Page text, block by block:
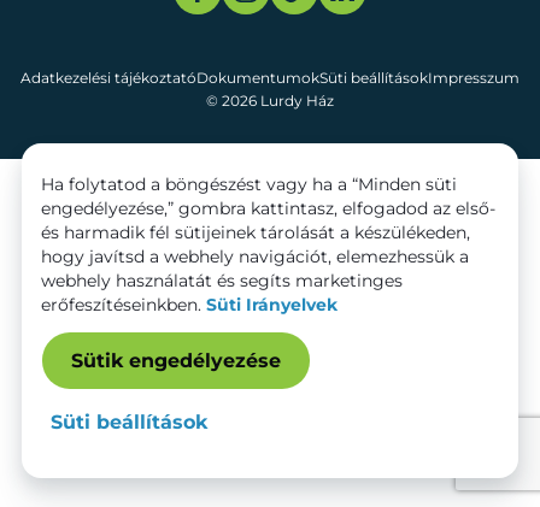
© 2026 Lurdy Ház
Adatkezelési tájékoztatóDokumentumokSüti beállításokImpresszum
Ha folytatod a böngészést vagy ha a “Minden süti
engedélyezése,” gombra kattintasz, elfogadod az első-
és harmadik fél sütijeinek tárolását a készülékeden,
hogy javítsd a webhely navigációt, elemezhessük a
webhely használatát és segíts marketinges
erőfeszítéseinkben. Süti Irányelvek
Sütik engedélyezése
Süti beállítások